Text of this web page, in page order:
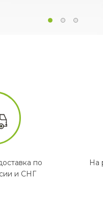
по
и СНГ
На